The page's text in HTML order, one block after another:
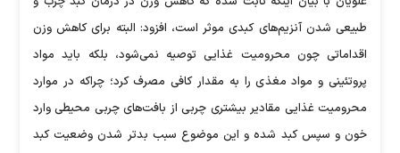
طبیعی شدن آنزیم‌های کبدی موثر است، افزود: البته برای کاهش وزن
اقداماتی چون محرومیت غذایی توصیه نمی‌شود، بلکه باید مواد
پروتئینی و مواد مغذی را به مقدار کافی مصرف کرد؛ چراکه در موارد
محرومیت غذایی مقادیر بیشتری چربی از بافت‌های چربی محیطی وارد
خون و سپس کبد شده و این موضوع سبب بدتر شدن وضعیت کبد